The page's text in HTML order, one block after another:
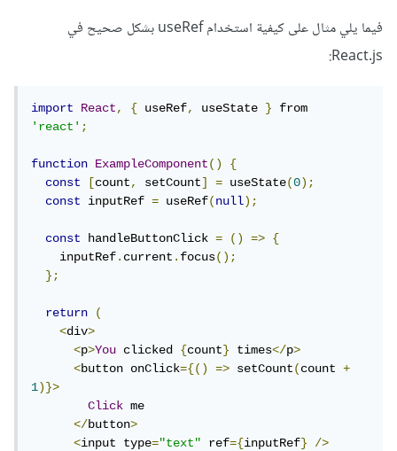
فيما يلي مثال على كيفية استخدام useRef بشكل صحيح في
React.js:
import React, { useRef, useState }
'react';
function ExampleComponent()
{
const
[count, setCount] = useState(0);
const
inputRef = useRef(null);
const handleButtonClick = () =>
{
    inputRef
.current.focus();
};
return
(
<div>
<p>You clicked {count} times</p>
<button onClick={() => setCount(count +
1)}>
Click me
</button>
<input type="text" ref={inputRef}
/>